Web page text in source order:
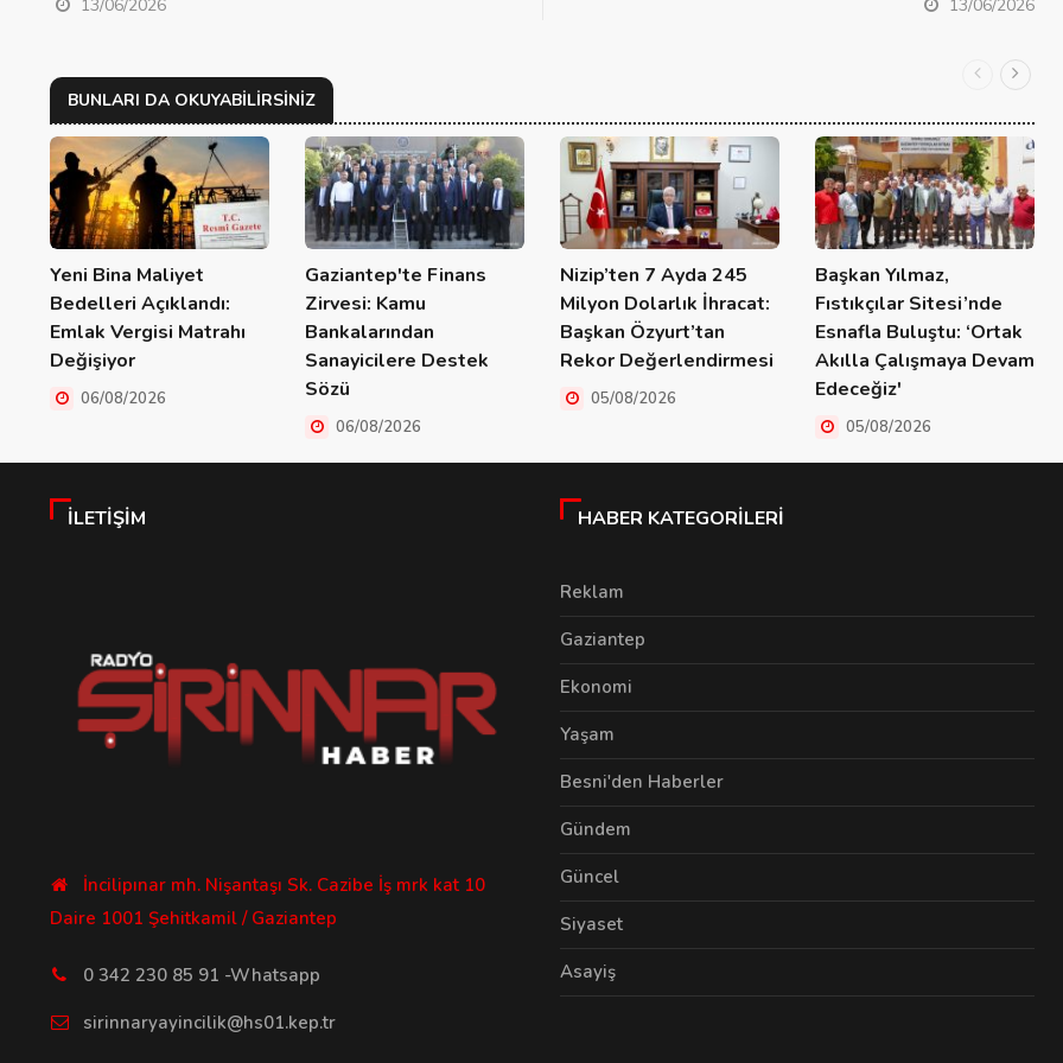
13/06/2026 13/06/2026
BUNLARI DA OKUYABILIRSINIZ
Yeni Bina Maliyet
Bedelleri Açıklandı:
Emlak Vergisi Matrahı
Değişiyor
06/08/2026
Gaziantep'te Finans
Zirvesi: Kamu
Bankalarından
Sanayicilere Destek
Sözü
06/08/2026
Nizip’ten 7 Ayda 245
Milyon Dolarlık İhracat:
Başkan Özyurt’tan
Rekor Değerlendirmesi
05/08/2026
Başkan Yılmaz,
Fıstıkçılar Sitesi’nde
Esnafla Buluştu: ‘Ortak
Akılla Çalışmaya Devam
Edeceğiz'
05/08/2026
İLETIŞIM
İncilipınar mh. Nişantaşı Sk. Cazibe İş mrk kat 10
Daire 1001 Şehitkamil / Gaziantep
0 342 230 85 91 -Whatsapp
sirinnaryayincilik@hs01.kep.tr
HABER KATEGORILERI
Reklam
Gaziantep
Ekonomi
Yaşam
Besni'den Haberler
Gündem
Güncel
Siyaset
Asayiş